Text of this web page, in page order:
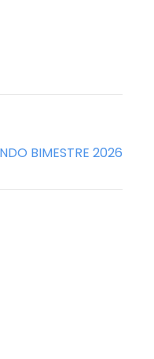
BIMESTRE 2026